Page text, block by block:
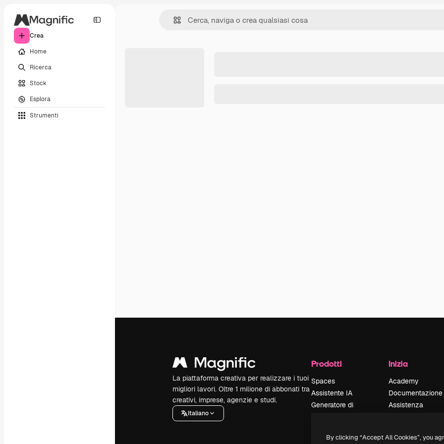
Crea
Home
Ricerca
Stock
Esplora
Strumenti
La piattaforma creativa per realizzare i tuoi
migliori lavori. Oltre 1 milione di abbonati tra
creativi, imprese, agenzie e studi.
Italiano
Prodotti
Spaces
Assistente IA
Generatore di
Inizia
Academy
Documentazione
Assistenza
Politica sulla
By clicking “Accept All Cookies”, you